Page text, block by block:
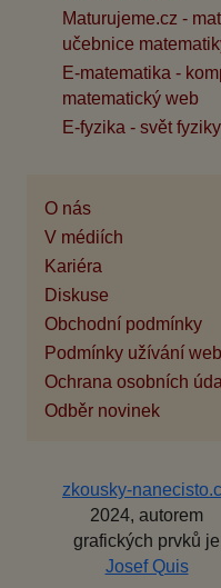
Maturujeme.cz -
učebnice
E-matematika -
matematický web
E-fyzika - svět fyziky
O nás
V médiích
Kariéra
Diskuse
Obchodní podmínky
Podmínky užívání
Ochrana osobních
Odběr novinek
zkousky-
2024, autorem
grafických prvků je
Josef Quis